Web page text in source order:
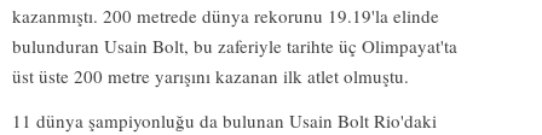
kazanmıştı. 200 metrede dünya rekorunu 19.19'la elinde
bulunduran Usain Bolt, bu zaferiyle tarihte üç Olimpayat'ta
üst üste 200 metre yarışını kazanan ilk atlet olmuştu.
11 dünya şampiyonluğu da bulunan Usain Bolt Rio'daki